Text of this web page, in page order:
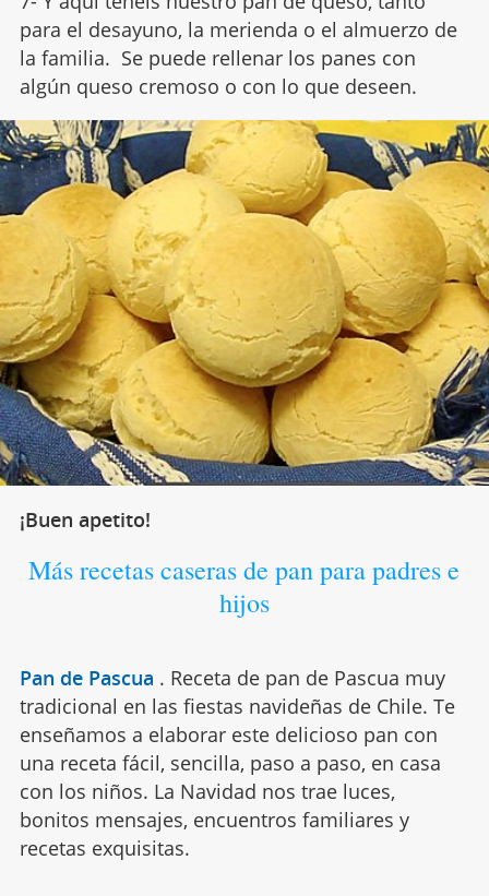
para el desayuno, la merienda o el almuerzo de
la familia. Se puede rellenar los panes con
algún queso cremoso o con lo que deseen.
¡Buen apetito!
Más recetas caseras de pan para padres e
hijos
Pan de Pascua . Receta de pan de Pascua muy
tradicional en las fiestas navideñas de Chile. Te
enseñamos a elaborar este delicioso pan con
una receta fácil, sencilla, paso a paso, en casa
con los niños. La Navidad nos trae luces,
bonitos mensajes, encuentros familiares y
recetas exquisitas.